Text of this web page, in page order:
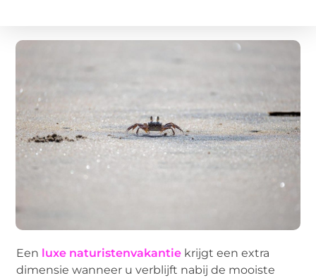
Een luxe naturistenvakantie krijgt een extra
dimensie wanneer u verblijft nabij de mooiste